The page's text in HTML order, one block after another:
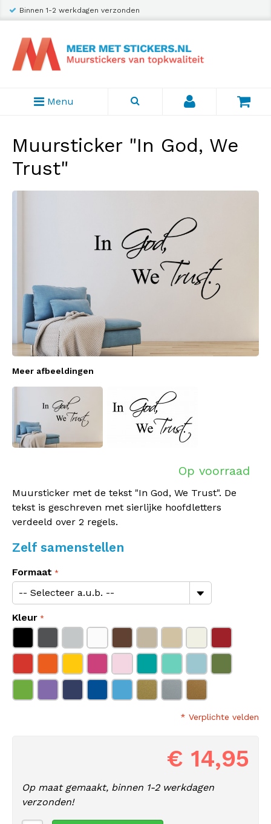
Binnen 1-2 werkdagen verzonden
Menu
Muursticker "In God, We
Trust"
Meer afbeeldingen
Op voorraad
Muursticker met de tekst "In God, We Trust". De
tekst is geschreven met sierlijke hoofdletters
verdeeld over 2 regels.
Zelf samenstellen
Formaat
Kleur
* Verplichte velden
€ 14,95
Op maat gemaakt, binnen 1-2 werkdagen
verzonden!